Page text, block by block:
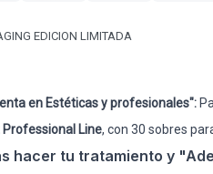
EDICION LIMITADA
en Estéticas y profesionales":
Professional Line, con 30 sobres
hacer tu tratamiento y "